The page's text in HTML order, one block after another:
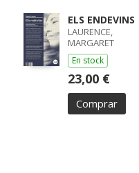
ELS ENDEVINS
LAURENCE,
MARGARET
En stock
23,00 €
Comprar